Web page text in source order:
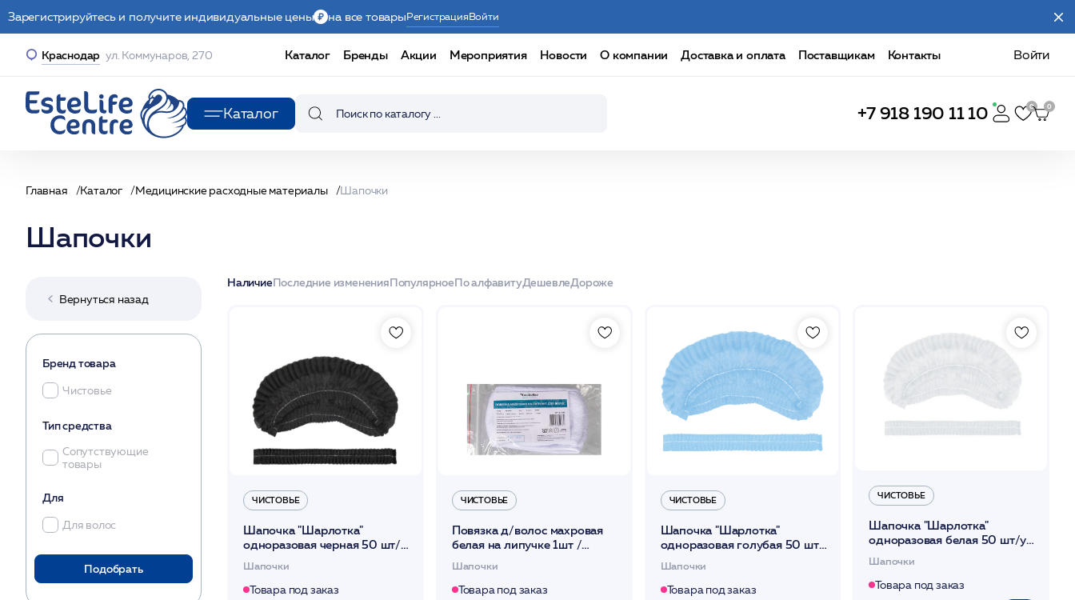
Зарегистрируйтесь и получите индивидуальные цены на все товарыРегистрацияВойти
Краснодар ул. Коммунаров, 270 Каталог Бренды Акции Мероприятия Новости О компании Доставка и оплата Поставщикам Контакты Войти
Каталог +7 918 190 11 10
Главная Каталог Медицинские расходные материалы Шапочки
Шапочки
Вернуться назад
Бренд товара
Чистовье
Тип средства
Сопутствующие
товары
Для
Для волос
Подобрать
НаличиеПоследние измененияПопулярноеПо алфавитуДешевлеДороже
ЧИСТОВЬЕ
Шапочка "Шарлотка"
одноразовая черная 50 шт/
уп /Чистовье
Шапочки
Товара под заказ
ЧИСТОВЬЕ
Повязка д/волос махровая
белая на липучке 1шт /
Чистовье
Шапочки
Товара под заказ
ЧИСТОВЬЕ
Шапочка "Шарлотка"
одноразовая голубая 50 шт/
уп /Чистовье
Шапочки
Товара под заказ
ЧИСТОВЬЕ
Шапочка "Шарлотка"
одноразовая белая 50 шт/уп
/Чистовье
Шапочки
Товара под заказ